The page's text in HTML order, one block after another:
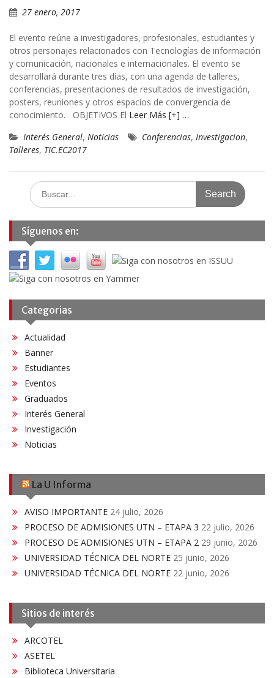
27 enero, 2017
El evento reúne a investigadores, profesionales, estudiantes y
otros personajes relacionados con Tecnologías de información
y comunicación, nacionales e internacionales. El evento se
desarrollará durante tres días, con una agenda de talleres,
conferencias, presentaciones de resultados de investigación,
posters, reuniones y otros espacios de convergencia de
conocimiento. OBJETIVOS El Leer Más [+] …
Interés General, Noticias Conferencias, Investigacion,
Talleres, TIC.EC2017
Search
for:
Síguenos en:
Categorias
Actualidad
Banner
Estudiantes
Eventos
Graduados
Interés General
Investigación
Noticias
La U Informa
AVISO IMPORTANTE 24 julio, 2026
PROCESO DE ADMISIONES UTN – ETAPA 3 22 julio, 2026
PROCESO DE ADMISIONES UTN – ETAPA 2 29 junio, 2026
UNIVERSIDAD TÉCNICA DEL NORTE 25 junio, 2026
UNIVERSIDAD TÉCNICA DEL NORTE 22 junio, 2026
Sitios de interés
ARCOTEL
ASETEL
Biblioteca Universitaria